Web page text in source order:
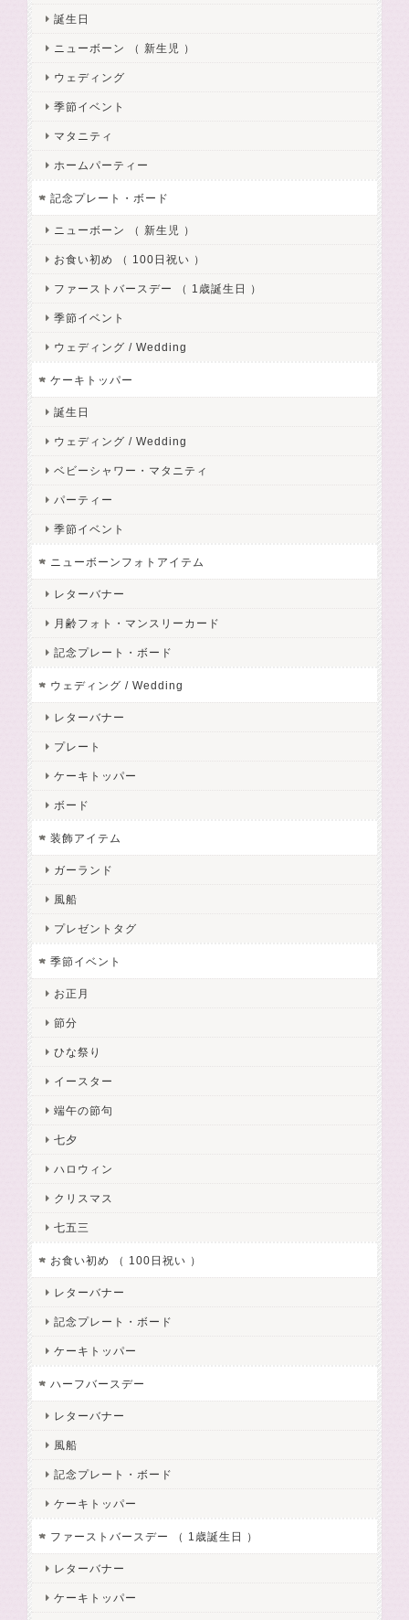
誕生日
ニューボーン （ 新生児 ）
ウェディング
季節イベント
マタニティ
ホームパーティー
記念プレート・ボード
ニューボーン （ 新生児 ）
お食い初め （ 100日祝い ）
ファーストバースデー （ 1歳誕生日 ）
季節イベント
ウェディング / Wedding
ケーキトッパー
誕生日
ウェディング / Wedding
ベビーシャワー・マタニティ
パーティー
季節イベント
ニューボーンフォトアイテム
レターバナー
月齢フォト・マンスリーカード
記念プレート・ボード
ウェディング / Wedding
レターバナー
プレート
ケーキトッパー
ボード
装飾アイテム
ガーランド
風船
プレゼントタグ
季節イベント
お正月
節分
ひな祭り
イースター
端午の節句
七夕
ハロウィン
クリスマス
七五三
お食い初め （ 100日祝い ）
レターバナー
記念プレート・ボード
ケーキトッパー
ハーフバースデー
レターバナー
風船
記念プレート・ボード
ケーキトッパー
ファーストバースデー （ 1歳誕生日 ）
レターバナー
ケーキトッパー